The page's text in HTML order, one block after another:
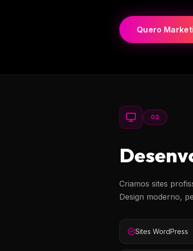
Quero
02
Criamos sites
Design moderno,
Sites WordPress